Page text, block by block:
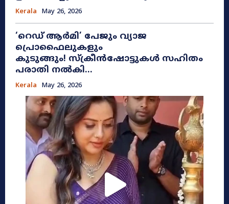
Kerala May 26, 2026
​‘റെഡ് ആർമി’ പേജും വ്യാജ
പ്രൊഫൈലുകളും
കുടുങ്ങും! സ്ക്രീൻഷോട്ടുകൾ സഹിതം
പരാതി നൽകി...
Kerala May 26, 2026